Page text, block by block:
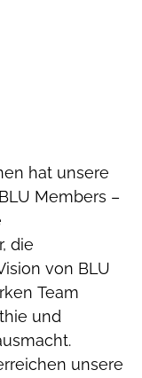
hat unsere
Members –
die
von BLU
Team
und
unsere